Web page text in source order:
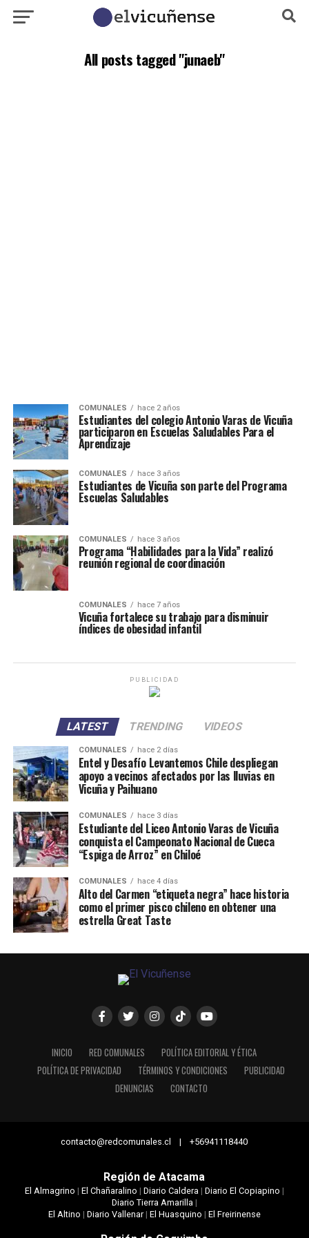
All posts tagged "junaeb"
COMUNALES hace 2 años
Estudiantes del colegio Antonio Varas de Vicuña
participaron en Escuelas Saludables Para el
Aprendizaje
COMUNALES hace 3 años
Estudiantes de Vicuña son parte del Programa
Escuelas Saludables
COMUNALES hace 3 años
Programa “Habilidades para la Vida” realizó
reunión regional de coordinación
COMUNALES hace 7 años
Vicuña fortalece su trabajo para disminuir
índices de obesidad infantil
PUBLICIDAD
LATEST TRENDING VIDEOS
COMUNALES hace 2 días
Entel y Desafío Levantemos Chile despliegan
apoyo a vecinos afectados por las lluvias en
Vicuña y Paihuano
COMUNALES hace 3 días
Estudiante del Liceo Antonio Varas de Vicuña
conquista el Campeonato Nacional de Cueca
“Espiga de Arroz” en Chiloé
COMUNALES hace 4 días
Alto del Carmen “etiqueta negra” hace historia
como el primer pisco chileno en obtener una
estrella Great Taste
INICIO RED COMUNALES
POLÍTICA EDITORIAL Y ÉTICA
POLÍTICA DE PRIVACIDAD
TÉRMINOS Y CONDICIONES
PUBLICIDAD
DENUNCIAS
CONTACTO
contacto@redcomunales.cl | +56941118440
Región de Atacama
El Almagrino | El Chañaralino | Diario Caldera| Diario El Copiapino |
Diario Tierra Amarilla|
El Altino | Diario Vallenar| El Huasquino | El Freirinense